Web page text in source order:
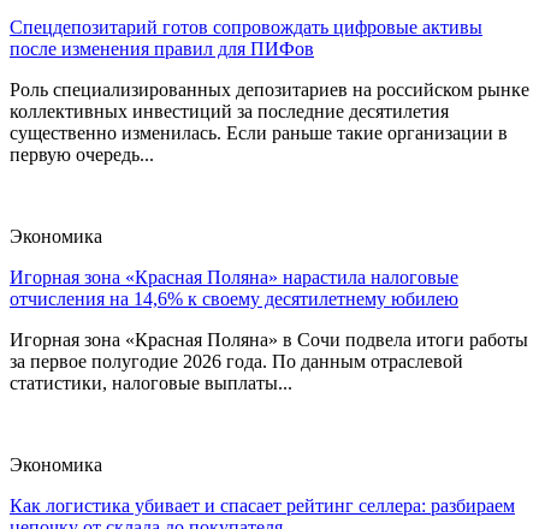
Спецдепозитарий готов сопровождать цифровые активы
после изменения правил для ПИФов
Роль специализированных депозитариев на российском рынке
коллективных инвестиций за последние десятилетия
существенно изменилась. Если раньше такие организации в
первую очередь...
Экономика
Игорная зона «Красная Поляна» нарастила налоговые
отчисления на 14,6% к своему десятилетнему юбилею
Игорная зона «Красная Поляна» в Сочи подвела итоги работы
за первое полугодие 2026 года. По данным отраслевой
статистики, налоговые выплаты...
Экономика
Как логистика убивает и спасает рейтинг селлера: разбираем